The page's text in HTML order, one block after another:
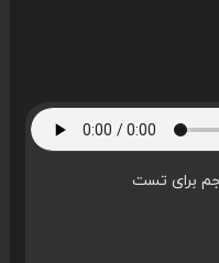
برای تست